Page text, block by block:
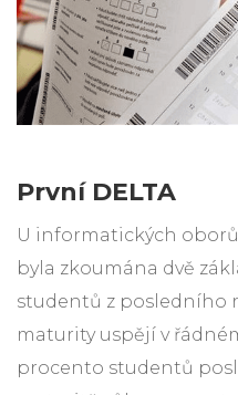
První DELTA
U informatických
byla zkoumána dvě
studentů z posledního
maturity uspějí v
procento studentů